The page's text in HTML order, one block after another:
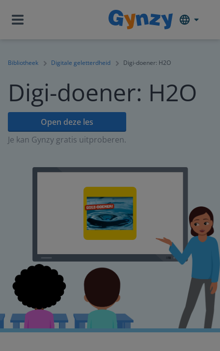
Bibliotheek Digitale geletterdheid Digi-doener: H2O
Digi-doener: H2O
Open deze les
Je kan Gynzy gratis uitproberen.